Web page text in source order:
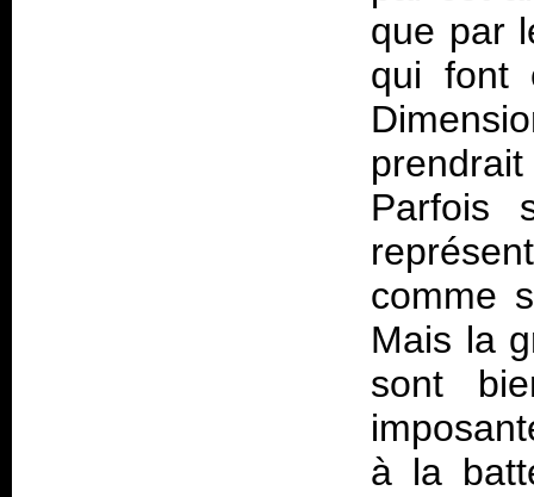
que par
qui font
Parfois
comme
Mais la
sont
à la